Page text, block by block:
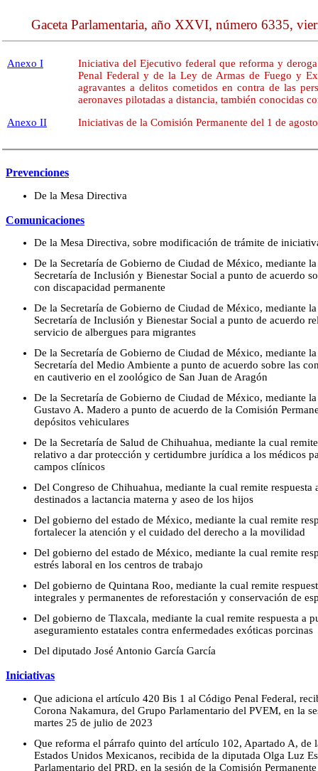
Gaceta Parlamentaria, año XXVI, número 6335,
Anexo I
Iniciativa del Ejecutivo federal que reforma y
Penal Federal y de la Ley de Armas de Fuego y
agravantes a delitos cometidos en contra de las
aeronaves pilotadas a distancia, también conocidas
Anexo II
Iniciativas de la Comisión Permanente del 1 de
Prevenciones
De la Mesa Directiva
Comunicaciones
De la Mesa Directiva, sobre modificación de trámite de
De la Secretaría de Gobierno de Ciudad de México, mediante
Secretaría de Inclusión y Bienestar Social a punto de acuerdo
con discapacidad permanente
De la Secretaría de Gobierno de Ciudad de México, mediante
Secretaría de Inclusión y Bienestar Social a punto de acuerdo
servicio de albergues para migrantes
De la Secretaría de Gobierno de Ciudad de México, mediante
Secretaría del Medio Ambiente a punto de acuerdo sobre las
en cautiverio en el zoológico de San Juan de Aragón
De la Secretaría de Gobierno de Ciudad de México, mediante
Gustavo A. Madero a punto de acuerdo de la Comisión
depósitos vehiculares
De la Secretaría de Salud de Chihuahua, mediante la cual
relativo a dar protección y certidumbre jurídica a los médicos
campos clínicos
Del Congreso de Chihuahua, mediante la cual remite respuesta
destinados a lactancia materna y aseo de los hijos
Del gobierno del estado de México, mediante la cual remite
fortalecer la atención y el cuidado del derecho a la movilidad
Del gobierno del estado de México, mediante la cual remite
estrés laboral en los centros de trabajo
Del gobierno de Quintana Roo, mediante la cual remite
integrales y permanentes de reforestación y conservación de
Del gobierno de Tlaxcala, mediante la cual remite respuesta a
aseguramiento estatales contra enfermedades exóticas porcinas
Del diputado José Antonio García García
Iniciativas
Que adiciona el artículo 420 Bis 1 al Código Penal Federal,
Corona Nakamura, del Grupo Parlamentario del PVEM, en la
martes 25 de julio de 2023
Que reforma el párrafo quinto del artículo 102, Apartado A, de
Estados Unidos Mexicanos, recibida de la diputada Olga Luz
Parlamentario del PRD, en la sesión de la Comisión